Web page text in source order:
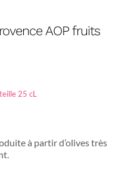
AOP fruits
25 cL
à partir d’olives très